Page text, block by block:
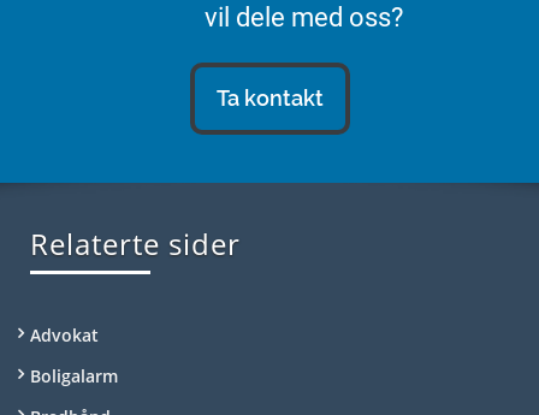
vil dele med oss?
Ta kontakt
Relaterte sider
Advokat
Boligalarm